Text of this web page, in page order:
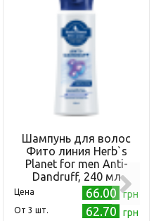
Шампунь для волос
Фито линия Herb`s
Planet for mеn Anti-
Dandruff, 240 мл
(4823001600392)
Цена 66.00 грн
Oт 3 шт. 62.70 грн